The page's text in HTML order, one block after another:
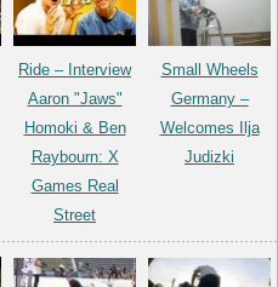
Ride – Interview
Aaron "Jaws"
Homoki & Ben
Raybourn: X
Games Real
Street
Small Wheels
Germany –
Welcomes Ilja
Judizki